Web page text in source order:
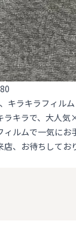
キラキラフィルム
ラキラで、大人
ィルムで一気にお
店、お待ちしてお